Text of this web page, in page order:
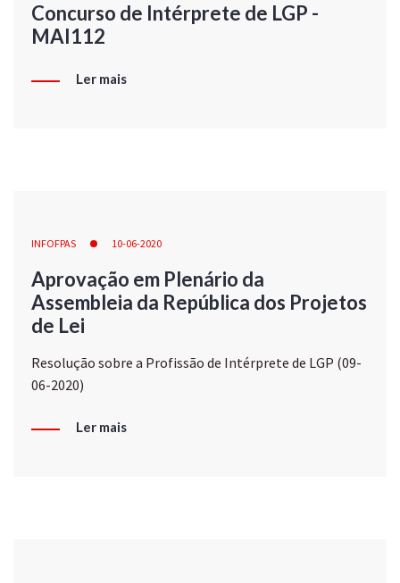
Concurso de Intérprete de LGP -
MAI112
Ler mais
INFOFPAS 10-06-2020
Aprovação em Plenário da
Assembleia da República dos Projetos
de Lei
Resolução sobre a Profissão de Intérprete de LGP (09-
06-2020)
Ler mais